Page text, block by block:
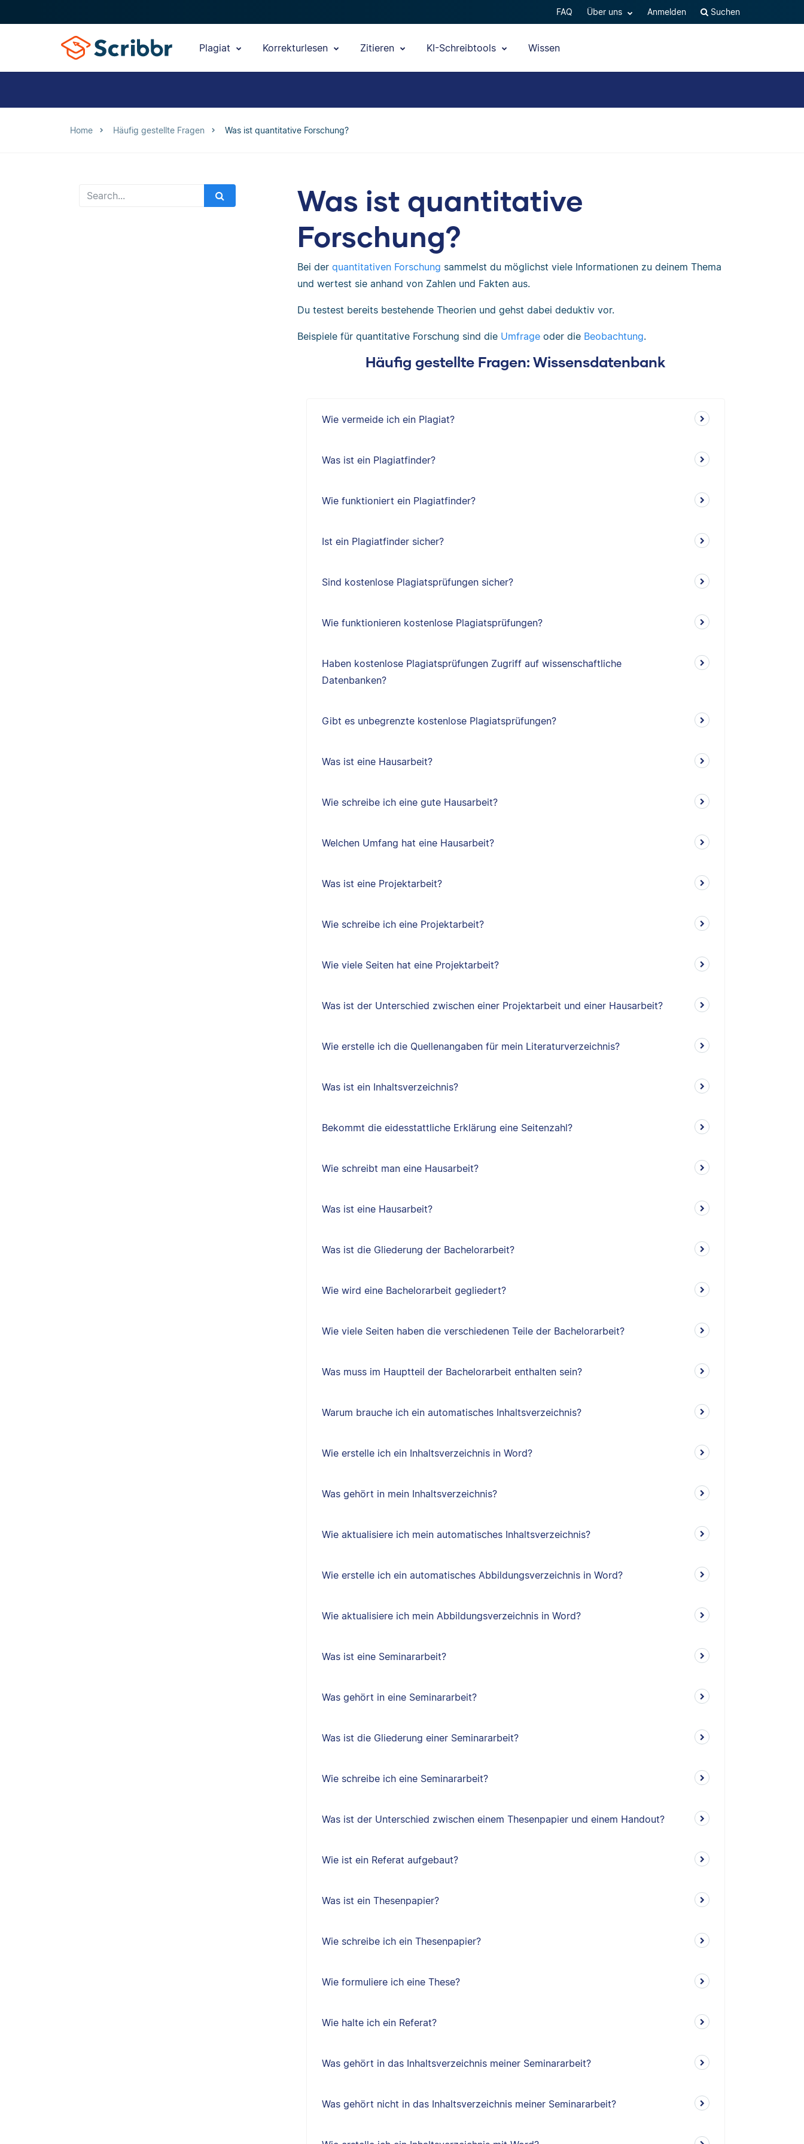
FAQ Über uns Anmelden Suchen
Plagiat Korrekturlesen Zitieren KI-Schreibtools Wissen
Home Häufig gestellte Fragen Was ist quantitative Forschung?
Was ist quantitative
Forschung?
Bei der quantitativen Forschung sammelst du möglichst viele Informationen zu deinem Thema
und wertest sie anhand von Zahlen und Fakten aus.
Du testest bereits bestehende Theorien und gehst dabei deduktiv vor.
Beispiele für quantitative Forschung sind die Umfrageoder die Beobachtung.
Häufig gestellte Fragen: Wissensdatenbank
Wie vermeide ich ein Plagiat?
Was ist ein Plagiatfinder?
Wie funktioniert ein Plagiatfinder?
Ist ein Plagiatfinder sicher?
Sind kostenlose Plagiatsprüfungen sicher?
Wie funktionieren kostenlose Plagiatsprüfungen?
Haben kostenlose Plagiatsprüfungen Zugriff auf wissenschaftliche
Datenbanken?
Gibt es unbegrenzte kostenlose Plagiatsprüfungen?
Was ist eine Hausarbeit?
Wie schreibe ich eine gute Hausarbeit?
Welchen Umfang hat eine Hausarbeit?
Was ist eine Projektarbeit?
Wie schreibe ich eine Projektarbeit?
Wie viele Seiten hat eine Projektarbeit?
Was ist der Unterschied zwischen einer Projektarbeit und einer Hausarbeit?
Wie erstelle ich die Quellenangaben für mein Literaturverzeichnis?
Was ist ein Inhaltsverzeichnis?
Bekommt die eidesstattliche Erklärung eine Seitenzahl?
Wie schreibt man eine Hausarbeit?
Was ist eine Hausarbeit?
Was ist die Gliederung der Bachelorarbeit?
Wie wird eine Bachelorarbeit gegliedert?
Wie viele Seiten haben die verschiedenen Teile der Bachelorarbeit?
Was muss im Hauptteil der Bachelorarbeit enthalten sein?
Warum brauche ich ein automatisches Inhaltsverzeichnis?
Wie erstelle ich ein Inhaltsverzeichnis in Word?
Was gehört in mein Inhaltsverzeichnis?
Wie aktualisiere ich mein automatisches Inhaltsverzeichnis?
Wie erstelle ich ein automatisches Abbildungsverzeichnis in Word?
Wie aktualisiere ich mein Abbildungsverzeichnis in Word?
Was ist eine Seminararbeit?
Was gehört in eine Seminararbeit?
Was ist die Gliederung einer Seminararbeit?
Wie schreibe ich eine Seminararbeit?
Was ist der Unterschied zwischen einem Thesenpapier und einem Handout?
Wie ist ein Referat aufgebaut?
Was ist ein Thesenpapier?
Wie schreibe ich ein Thesenpapier?
Wie formuliere ich eine These?
Wie halte ich ein Referat?
Was gehört in das Inhaltsverzeichnis meiner Seminararbeit?
Was gehört nicht in das Inhaltsverzeichnis meiner Seminararbeit?